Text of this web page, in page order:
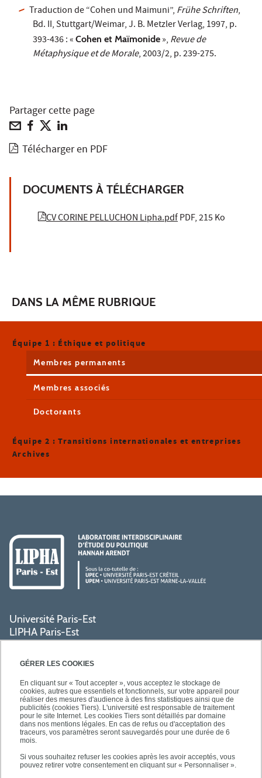
GÉRER LES COOKIES
En cliquant sur « Tout accepter », vous acceptez le stockage de
cookies, autres que essentiels et fonctionnels, sur votre appareil pour
réaliser des mesures d'audience à des fins statistiques ainsi que de
publicités (cookies Tiers). L'université est responsable de traitement
pour le site Internet. Les cookies Tiers sont détaillés par domaine
dans nos mentions légales. En cas de refus ou d'acceptation des
traceurs, vos paramètres seront sauvegardés pour une durée de 6
mois.
Si vous souhaitez refuser les cookies après les avoir acceptés, vous
pouvez retirer votre consentement en cliquant sur « Personnaliser ».
Traduction de “Cohen und Maimuni”, Frühe Schriften,
Bd. II, Stuttgart/Weimar, J. B. Metzler Verlag, 1997, p.
393-436 : « Cohen et Maïmonide », Revue de
Métaphysique et de Morale, 2003/2, p. 239-275.
Partager cette page
Télécharger en PDF
DOCUMENTS À TÉLÉCHARGER
CV CORINE PELLUCHON Lipha.pdfPDF, 215 Ko
DANS LA MÊME RUBRIQUE
Équipe 1 : Éthique et politique
Membres permanents
Membres associés
Doctorants
Équipe 2 : Transitions internationales et entreprises
Archives
Université Paris-Est
LIPHA Paris-Est
Campus Centre de Créteil
61, avenue du Général de Gaulle
PRATIQUE
ACCÈS RAPIDES